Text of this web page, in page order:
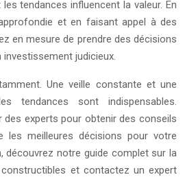
tendances influencent la valeur. En
et en faisant appel à des
en mesure de prendre des décisions
judicieux.
Une veille constante et une
tendances sont indispensables.
des experts pour obtenir des conseils
les meilleures décisions pour votre
découvrez notre guide complet sur la
et contactez un expert